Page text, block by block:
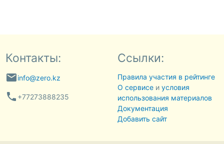
Контакты:
emailinfo@zero.kz
phone +77273888235
Ссылки:
Правила участия в рейтинге
О сервисеи условия
использования материалов
Документация
Добавить сайт